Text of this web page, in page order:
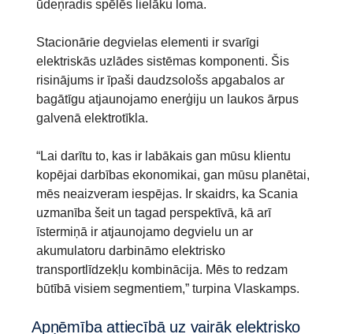
ūdeņradis spēlēs lielāku loma.
Stacionārie degvielas elementi ir svarīgi
elektriskās uzlādes sistēmas komponenti. Šis
risinājums ir īpaši daudzsološs apgabalos ar
bagātīgu atjaunojamo enerģiju un laukos ārpus
galvenā elektrotīkla.
“Lai darītu to, kas ir labākais gan mūsu klientu
kopējai darbības ekonomikai, gan mūsu planētai,
mēs neaizveram iespējas. Ir skaidrs, ka Scania
uzmanība šeit un tagad perspektīvā, kā arī
īstermiņā ir atjaunojamo degvielu un ar
akumulatoru darbināmo elektrisko
transportlīdzekļu kombinācija. Mēs to redzam
būtībā visiem segmentiem,” turpina Vlaskamps.
Apņēmība attiecībā uz vairāk elektrisko